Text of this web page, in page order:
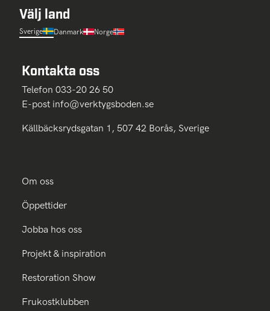
Välj land
Sverige Danmark Norge
Kontakta oss
Telefon 033-20 26 50
E-post info@verktygsboden.se
Källbäcksrydsgatan 1, 507 42 Borås, Sverige
Om oss
Öppettider
Jobba hos oss
Projekt & inspiration
Restoration Show
Frukostklubben